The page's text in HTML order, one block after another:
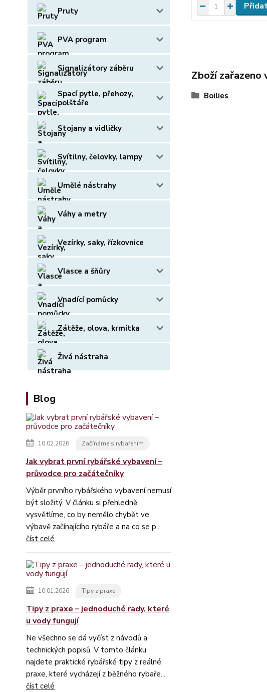
Pruty
PVA program
Signalizátory záběru
Spací pytle, přehozy,
polštáře
Stojany a vidličky
Svítilny, čelovky, lampy
Umělé nástrahy
Váhy a metry
Vezírky, saky, řízkovnice
Vlasce a šňůry
Vnadící pomůcky
Zátěže, olova, krmítka
Živá nástraha
Blog
10.02.2026 Začínáme s rybařením
Jak vybrat první rybářské vybavení –
průvodce pro začátečníky
Výběr prvního rybářského vybavení nemusí
být složitý. V článku si přehledně
vysvětlíme, co by nemělo chybět ve
výbavě začínajícího rybáře a na co se p...
číst celé
10.01.2026 Tipy z praxe
Tipy z praxe – jednoduché rady, které
u vody fungují
Ne všechno se dá vyčíst z návodů a
technických popisů. V tomto článku
najdete praktické rybářské tipy z reálné
praxe, které vycházejí z běžného rybaře...
číst celé
Zboží zařazeno
Boilies